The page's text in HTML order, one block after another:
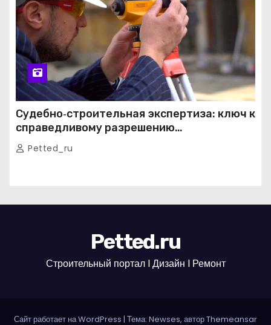
Судебно‑строительная экспертиза: ключ к
справедливому разрешению
строительных споров
Petted_ru
Petted.ru
Строительный портал l Дизайн l Ремонт
Сайт работает на WordPress | Тема: Newses, авторThemeansar